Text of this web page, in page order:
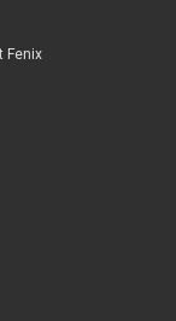
Fenix